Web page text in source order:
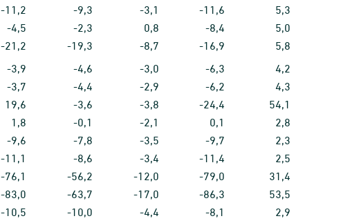
-11,2 -9,3 -3,1 -11,6
5,3
-4,5 -2,3 0,8 -8,4
5,0
-21,2 -19,3 -8,7 -16,9
5,8
-3,9 -4,6 -3,0 -6,3
4,2
-3,7 -4,4 -2,9 -6,2
4,3
19,6 -3,6 -3,8 -24,4
54,1
1,8 -0,1 -2,1 0,1
2,8
-9,6 -7,8 -3,5 -9,7
2,3
-11,1 -8,6 -3,4 -11,4
2,5
-76,1 -56,2 -12,0 -79,0
31,4
-83,0 -63,7 -17,0 -86,3
53,5
-10,5 -10,0 -4,4 -8,1
2,9